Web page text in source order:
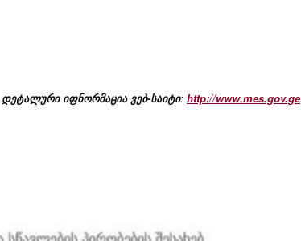
დეტალური იფნორმაცია ვებ-საიტი: http://www.mes.gov.ge